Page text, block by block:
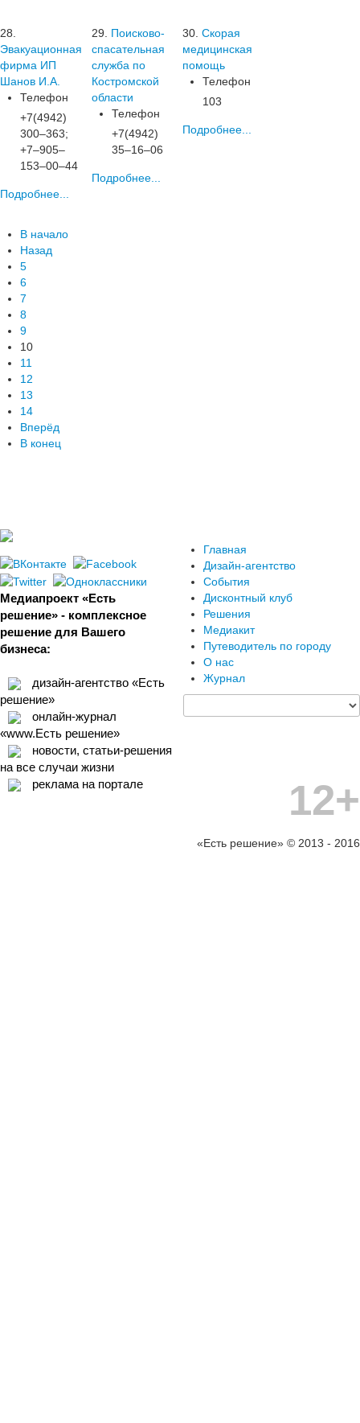
28.
Эвакуационная
фирма ИП
Шанов И.А.
Телефон
+7(4942)
300‒363;
+7‒905‒
153‒00‒44
Подробнее...
29.
Поисково-
спасательная
служба по
Костромской
области
Телефон
+7(4942)
35‒16‒06
Подробнее...
30. Скорая
медицинская
помощь
Телефон
103
Подробнее...
В начало
Назад
5
6
7
8
9
10
11
12
13
14
Вперёд
В конец
Медиапроект «Есть
решение» - комплексное
решение для Вашего
бизнеса:
дизайн-агентство «Есть
решение»
онлайн-журнал
«www.Есть решение»
новости, статьи-решения
на все случаи жизни
реклама на портале
Главная
Дизайн-агентство
События
Дисконтный клуб
Решения
Медиакит
Путеводитель по городу
О нас
Журнал
12+
«Есть решение» © 2013 - 2016